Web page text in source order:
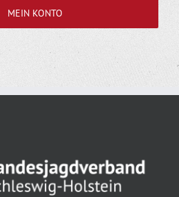
MEIN KONTO